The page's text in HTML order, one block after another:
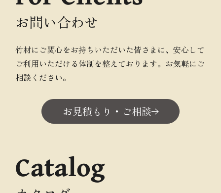
お問い合わせ
竹材にご関心をお持ちいただいた皆さまに、安心して
ご利用いただける体制を整えております。お気軽にご
相談ください。
お見積もり・ご相談
Catalog